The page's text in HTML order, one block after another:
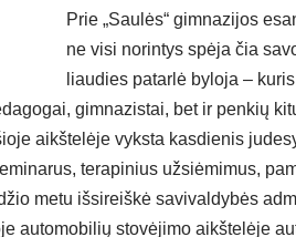
Prie „Saulės“ gimnazijos
ne visi norintys spėja čia
liaudies patarlė byloja –
gimnazistai, bet ir penkių
aikštelėje vyksta kasdienis
terapinius užsiėmimus,
metu išsireiškė savivaldybės
automobilių stovėjimo aikštelėje